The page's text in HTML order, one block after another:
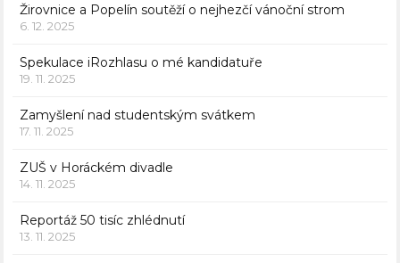
Žirovnice a Popelín soutěží o nejhezčí vánoční strom
6. 12. 2025
Spekulace iRozhlasu o mé kandidatuře
19. 11. 2025
Zamyšlení nad studentským svátkem
17. 11. 2025
ZUŠ v Horáckém divadle
14. 11. 2025
Reportáž 50 tisíc zhlédnutí
13. 11. 2025